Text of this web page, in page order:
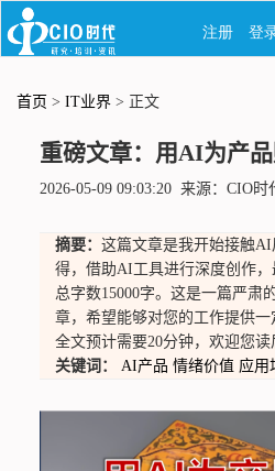
首页 > IT业界 > 正文
重磅文章：用AI为产
2026-05-09 09:03:20 来源：CIO时
摘要： 这篇文章是我开始接触
得，借助AI工具进行深度创作，
总字数15000字。这是一篇严肃
章，希望能够对您的工作提供
全文预计需要20分钟，欢迎您读
关键词：
AI产品 情绪价值 应用